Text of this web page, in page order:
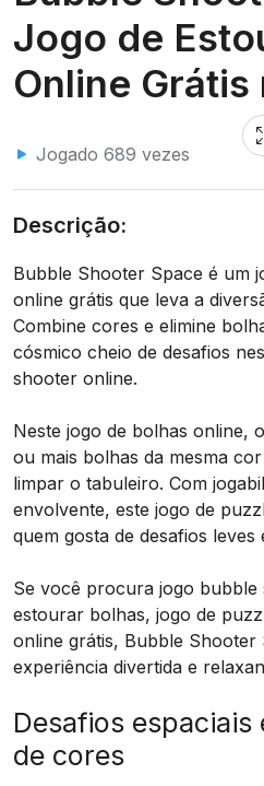
Jogo de
Online Grátis
Jogado 689 vezes
Descrição:
Bubble Shooter Space é um
online grátis que leva a
Combine cores e elimine
cósmico cheio de desafios
shooter online.
Neste jogo de bolhas online,
ou mais bolhas da mesma
limpar o tabuleiro. Com
envolvente, este jogo de
quem gosta de desafios leves
Se você procura jogo bubble
estourar bolhas, jogo de
online grátis, Bubble Shooter
experiência divertida e
Desafios espaciais
de cores